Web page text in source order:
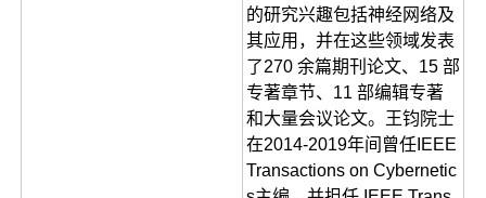
的研究兴趣包括神经网络及
其应用，并在这些领域发表
了270 余篇期刊论文、15 部
专著章节、11 部编辑专著
和大量会议论文。王钧院士
在2014-2019年间曾任IEEE
Transactions on Cybernetic